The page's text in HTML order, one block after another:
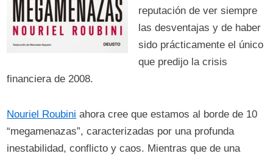
reputación de ver siempre
las desventajas y de haber
sido prácticamente el único
que predijo la crisis
financiera de 2008.
Nouriel Roubini ahora cree que estamos al borde de 10
“megamenazas”, caracterizadas por una profunda
inestabilidad, conflicto y caos. Mientras que de una